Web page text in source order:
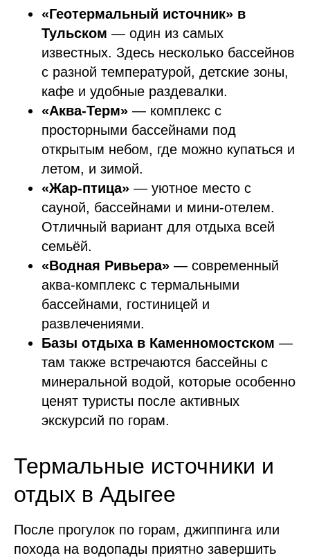
«Геотермальный источник» в
Тульском — один из самых
известных. Здесь несколько бассейнов
с разной температурой, детские зоны,
кафе и удобные раздевалки.
«Аква-Терм» — комплекс с
просторными бассейнами под
открытым небом, где можно купаться и
летом, и зимой.
«Жар-птица» — уютное место с
сауной, бассейнами и мини-отелем.
Отличный вариант для отдыха всей
семьёй.
«Водная Ривьера» — современный
аква-комплекс с термальными
бассейнами, гостиницей и
развлечениями.
Базы отдыха в Каменномостском —
там также встречаются бассейны с
минеральной водой, которые особенно
ценят туристы после активных
экскурсий по горам.
Термальные источники и
отдых в Адыгее
После прогулок по горам, джиппинга или
похода на водопады приятно завершить